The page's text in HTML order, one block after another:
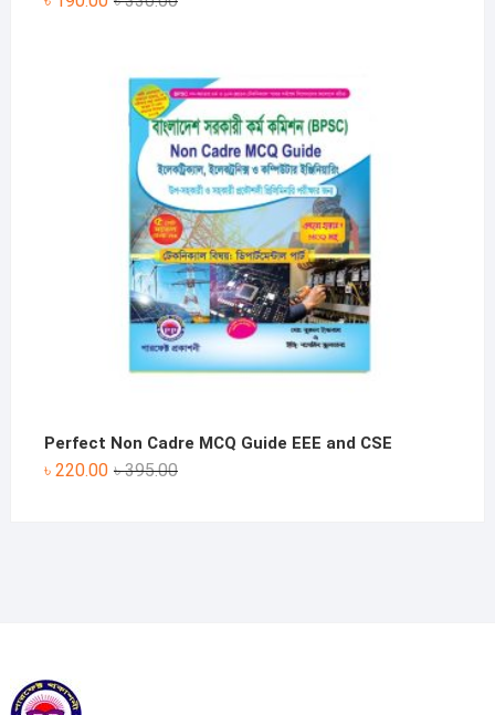
৳ 330.00.
৳ 190.00.
Perfect Non Cadre MCQ Guide EEE and CSE
৳395.00Original
৳ 220.00
Current